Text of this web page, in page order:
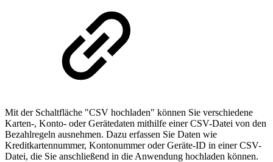
Mit der Schaltfläche "CSV hochladen" können Sie verschiedene
Karten-, Konto- oder Gerätedaten mithilfe einer CSV-Datei von den
Bezahlregeln ausnehmen. Dazu erfassen Sie Daten wie
Kreditkartennummer, Kontonummer oder Geräte-ID in einer CSV-
Datei, die Sie anschließend in die Anwendung hochladen können.